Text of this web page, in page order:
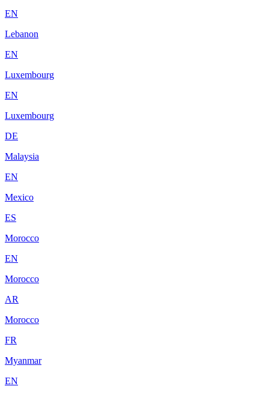
EN
Lebanon
EN
Luxembourg
EN
Luxembourg
DE
Malaysia
EN
Mexico
ES
Morocco
EN
Morocco
AR
Morocco
FR
Myanmar
EN